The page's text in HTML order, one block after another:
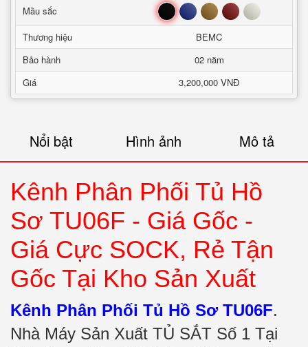
Mầu sắc Đen Xanh Nâu Đỏ Trắng
Thương hiệu
BEMC
Bảo hành
02 năm
Giá
3,200,000 VNĐ
Nổi bật Hình ảnh Mô tả
Kênh Phân Phối Tủ Hồ
Sơ TU06F - Giá Gốc -
Giá Cực SOCK, Rẻ Tận
Gốc Tại Kho Sản Xuất
Kênh Phân Phối Tủ Hồ Sơ TU06F.
Nhà Máy Sản Xuất TỦ SẮT Số 1 Tại